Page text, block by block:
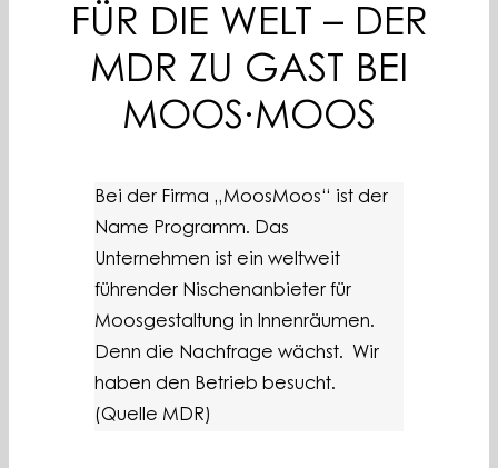
BLOG
PREMIUM PARTNER
Österreich
FÜR DIE WELT – DER
MDR ZU GAST BEI
MOOS·MOOS
Bei der Firma „MoosMoos“ ist der
Name Programm. Das
Unternehmen ist ein weltweit
führender Nischenanbieter für
Moosgestaltung in Innenräumen.
Denn die Nachfrage wächst. Wir
haben den Betrieb besucht.
(Quelle MDR)